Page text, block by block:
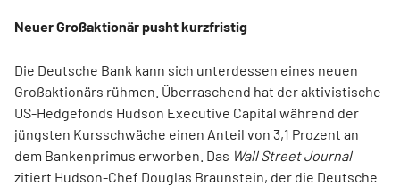
Neuer Großaktionär pusht kurzfristig
Die Deutsche Bank kann sich unterdessen eines neuen
Großaktionärs rühmen. Überraschend hat der aktivistische
US-Hedgefonds Hudson Executive Capital während der
jüngsten Kursschwäche einen Anteil von 3,1 Prozent an
dem Bankenprimus erworben. Das Wall Street Journal
zitiert Hudson-Chef Douglas Braunstein, der die Deutsche